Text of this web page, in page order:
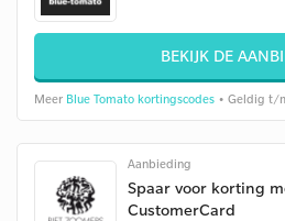
BEKIJK DE
Meer Blue Tomato kortingscodes • Geldig t/
Aanbieding
Spaar voor korting
CustomerCard